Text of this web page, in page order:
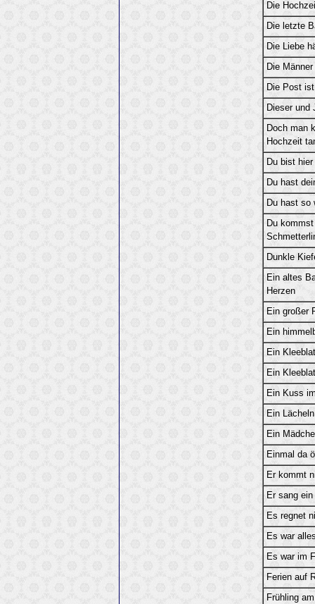
Die
Die letzte
Die Liebe
Die
Die Post
Dieser und
Doch man
Hochzeit
Du bist
Du hast
Du hast so
Du
Dunkle
Ein altes
Herzen
Ein großer
Ein
Ein
Ein
Ein Kuss
Ein
Ein
Einmal da
Er kommt
Er sang ein
Es regnet
Es war
Es war im
Ferien auf
Frühling